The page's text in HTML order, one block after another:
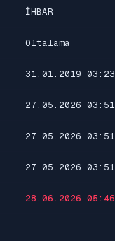
İHBAR
Oltalama
31.01.2019 03:23
27.05.2026 03:51
27.05.2026 03:51
27.05.2026 03:51
28.06.2026 05:46